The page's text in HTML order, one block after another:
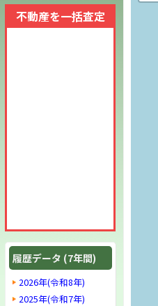
不動産を一括査定
履歴データ (7年間)
2026年(令和8年)
2025年(令和7年)